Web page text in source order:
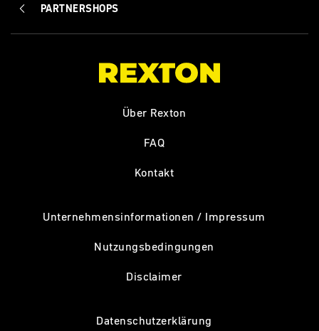
PARTNERSHOPS
Über Rexton
FAQ
Kontakt
Unternehmensinformationen / Impressum
Nutzungsbedingungen
Disclaimer
Datenschutzerklärung